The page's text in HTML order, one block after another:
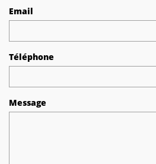
Email
Téléphone
Message